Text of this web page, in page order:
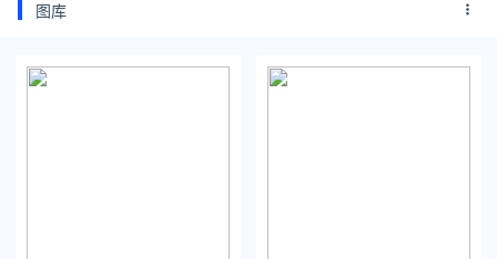
涵、张钧甯，完全不在同一个level上。
隋棠最有知名度的角色，可能就是《爱情魔法师》里的女二号叶
图库